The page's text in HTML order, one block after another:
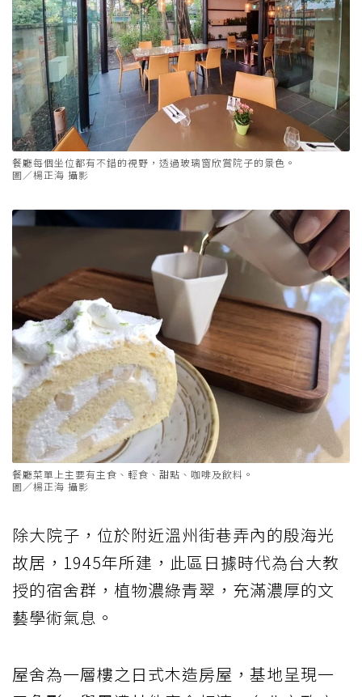
餐廳每個坐位都有不錯的視野，透過玻璃窗欣賞院子的景色。
圖／楊正海 攝影
餐廳菜單上主要有主食、輕食、甜點、咖啡及飲料。
圖／楊正海 攝影
除大院子，位於附近溫州街巷弄內的殷海光
故居，1945年所建，此區日據時代為台大教
授的宿舍群，植物濃綠青翠，充滿濃厚的文
藝學術氣息。
屋舍為一層樓之日式木造房屋，基地呈現一